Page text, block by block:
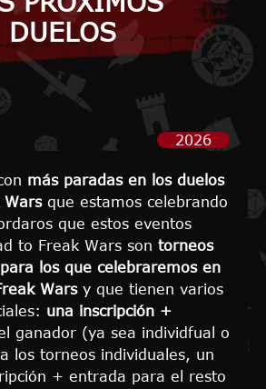
DUELOS
2026
más paradas en los duelos
Warsque estamos celebrando
que estos eventos
to Freak Wars son torneos
los que celebraremos en
Wars y que tienen varios
una inscripción +
ganador (ya sea individfual o
los torneos individuales, un
+ entrada para el resto